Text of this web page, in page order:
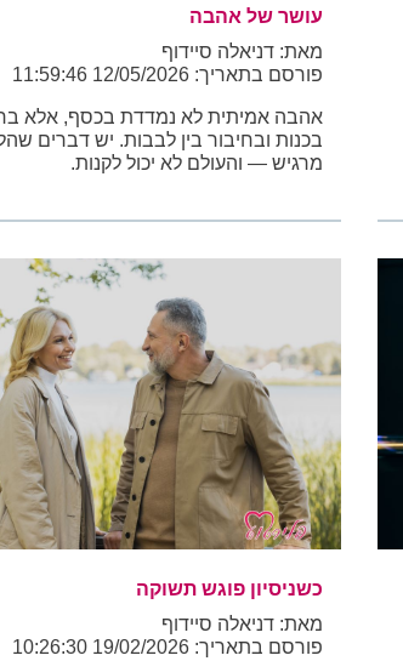
עושר של אהבה
מאת: דניאלה סיידוף
פורסם בתאריך: 12/05/2026 11:59:46
אהבה אמיתית לא נמדדת בכסף, אלא
בכנות ובחיבור בין לבבות. יש דברים
מרגיש — והעולם לא יכול לקנות.
כשניסיון פוגש תשוקה
מאת: דניאלה סיידוף
פורסם בתאריך: 19/02/2026 10:26:30